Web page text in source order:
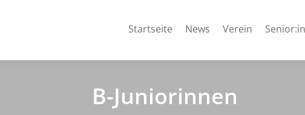
Startseite News Verein
B-Juniorinnen